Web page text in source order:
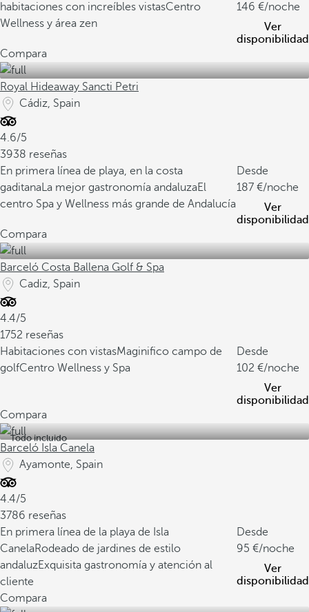
habitaciones con increíbles vistasCentro
Wellness y área zen
146
/noche
Ver
disponibilidad
Compara
Royal Hideaway Sancti Petri
Cádiz, Spain
4.6/5
3938 reseñas
En primera línea de playa, en la costa
gaditanaLa mejor gastronomía andaluzaEl
centro Spa y Wellness más grande de Andalucía
Desde
187
/noche
Ver
disponibilidad
Compara
Barceló Costa Ballena Golf & Spa
Cadiz, Spain
4.4/5
1752 reseñas
Habitaciones con vistasMaginifico campo de
golfCentro Wellness y Spa
Desde
102
/noche
Ver
disponibilidad
Compara
Todo incluido
Barceló Isla Canela
Ayamonte, Spain
4.4/5
3786 reseñas
En primera línea de la playa de Isla
CanelaRodeado de jardines de estilo
andaluzExquisita gastronomía y atención al
cliente
Desde
95
/noche
Ver
disponibilidad
Compara